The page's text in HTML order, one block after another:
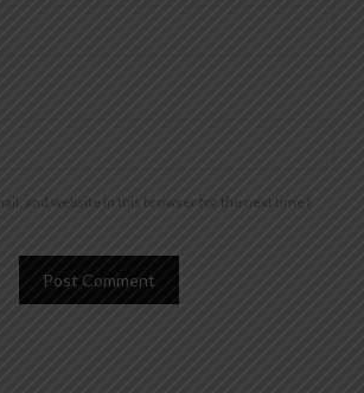
and website in this browser for the next time I